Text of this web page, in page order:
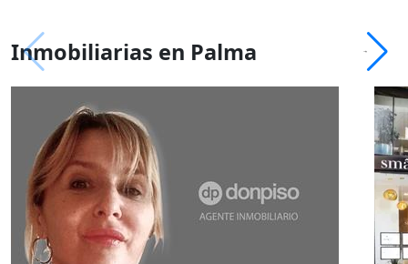
Inmobiliarias en Palma